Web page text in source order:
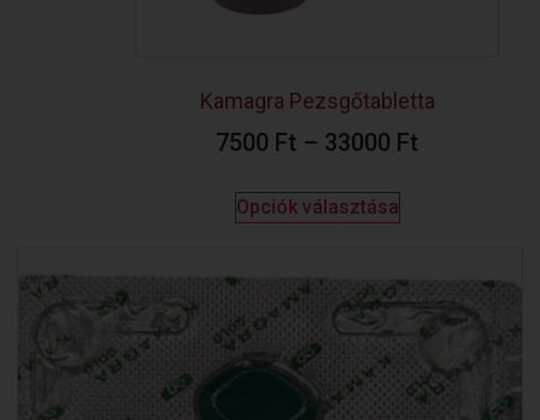
Kamagra Pezsgőtabletta
7500 Ft – 33000 Ft
Opciók választása